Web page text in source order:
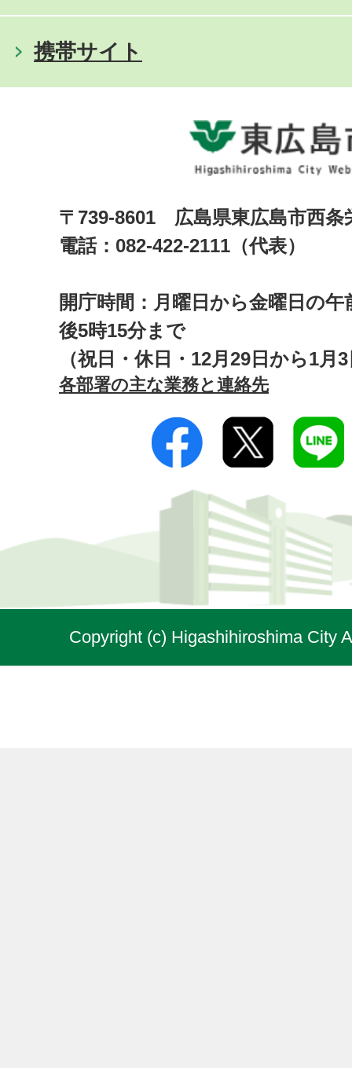
携帯サイト
〒739-8601 広島県東広島市西
電話：082-422-2111（代表）
開庁時間：月曜日から金曜日の午
後5時15分まで
（祝日・休日・12月29日から1月
各部署の主な業務と連絡先
Copyright (c) Higashihiroshima City